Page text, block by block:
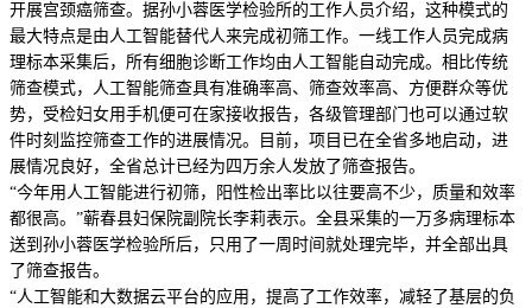
开展宫颈癌筛查。据孙小蓉医学检验所的工作人员介绍，这种模式的
最大特点是由人工智能替代人来完成初筛工作。一线工作人员完成病
理标本采集后，所有细胞诊断工作均由人工智能自动完成。相比传统
筛查模式，人工智能筛查具有准确率高、筛查效率高、方便群众等优
势，受检妇女用手机便可在家接收报告，各级管理部门也可以通过软
件时刻监控筛查工作的进展情况。目前，项目已在全省多地启动，进
展情况良好，全省总计已经为四万余人发放了筛查报告。
“今年用人工智能进行初筛，阳性检出率比以往要高不少，质量和效率
都很高。”蕲春县妇保院副院长李莉表示。全县采集的一万多病理标本
送到孙小蓉医学检验所后，只用了一周时间就处理完毕，并全部出具
了筛查报告。
“人工智能和大数据云平台的应用，提高了工作效率，减轻了基层的负